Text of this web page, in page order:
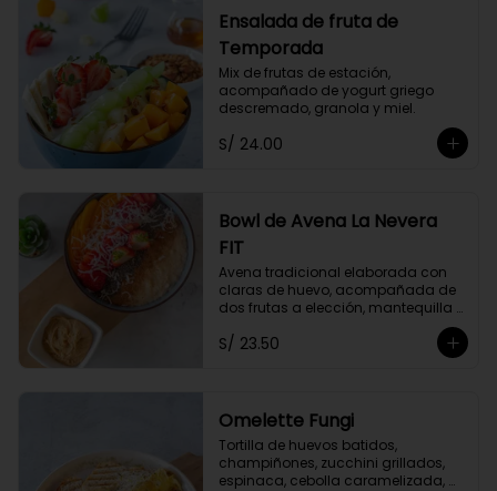
Ensalada de fruta de
Temporada
Mix de frutas de estación,
acompañado de yogurt griego
descremado, granola y miel.
S/ 24.00
Bowl de Avena La Nevera
FIT
Avena tradicional elaborada con
claras de huevo, acompañada de
dos frutas a elección, mantequilla
de maní, coco rallado, semillas de
chia y un toque de canela.
S/ 23.50
Omelette Fungi
Tortilla de huevos batidos,
champiñones, zucchini grillados,
espinaca, cebolla caramelizada,